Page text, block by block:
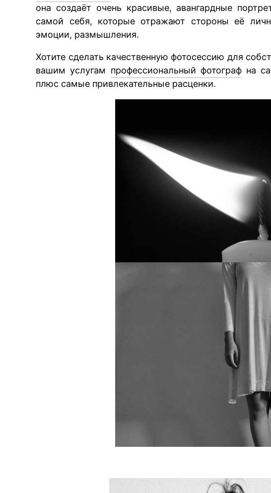
она создаёт очень красивые, авангардные
самой себя, которые отражают стороны её
эмоции, размышления.
Хотите сделать качественную фотосессию для
вашим услугам профессиональный фотографна
плюс самые привлекательные расценки.
BREAKING NEWS ///